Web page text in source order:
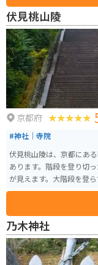
でしょうか。
伏見桃山陵
京都府
#神社｜寺院
伏見桃山陵は、京都にあ
あります。階段を登り切
が見えます。大階段を登
乃木神社